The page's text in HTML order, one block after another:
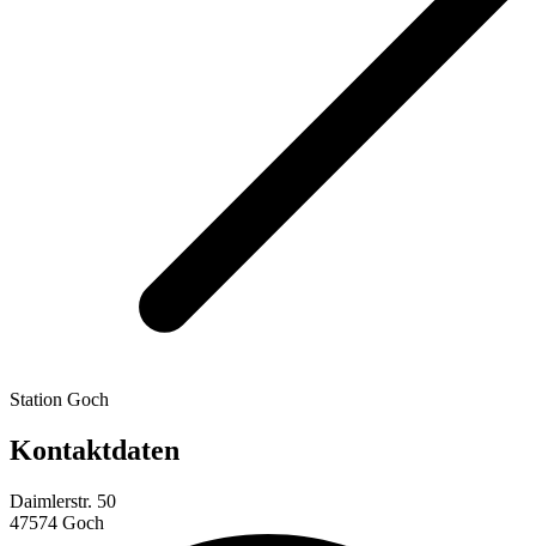
Station Goch
Kontaktdaten
Daimlerstr. 50
47574 Goch